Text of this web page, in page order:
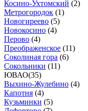
Косино-Ухтомский (2)
Метрогородок (1)
Новогиреево (5)
Новокосино (4)
Перово (4)
Преображенское (11)
Соколиная гора (6)
Сокольники (11)
ЮВАО(35)
Выхино-Жулебино (4)
Капотня (4)
Кузьминки (5)